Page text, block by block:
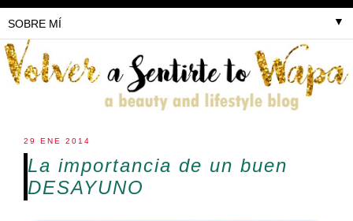
▼
29 ENE 2014
La importancia de un buen
DESAYUNO